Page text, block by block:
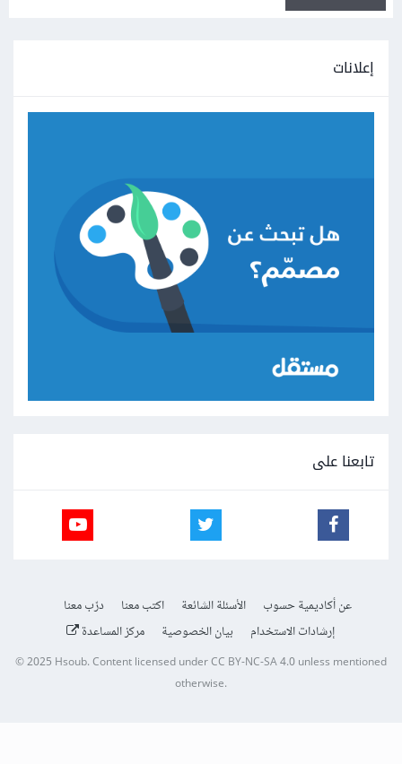
إعلانات
تابعنا على
عن أكاديمية حسوب الأسئلة الشائعة اكتب معنا
درّب معنا
إرشادات الاستخدام
بيان الخصوصية مركز المساعدة
© 2025 Hsoub.Content licensed underCC BY-NC-SA 4.0unless mentioned
otherwise.